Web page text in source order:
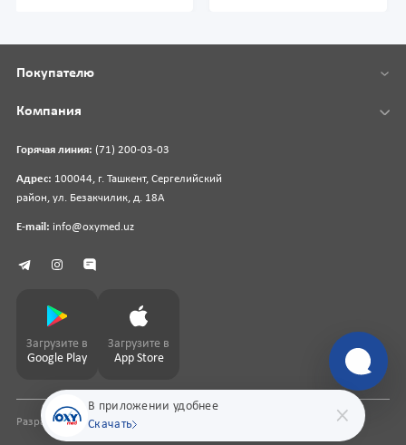
В приложении удобнее
Скачать
Горячая линия: (71) 200-03-03
Адрес: 100044, г. Ташкент, Сергелийский
район, ул. Безакчилик, д. 18А
E-mail: info@oxymed.uz
Покупателю
Компания
Загрузите в
Google Play
Загрузите в
App Store
Разработка сайтаpharmit.uz